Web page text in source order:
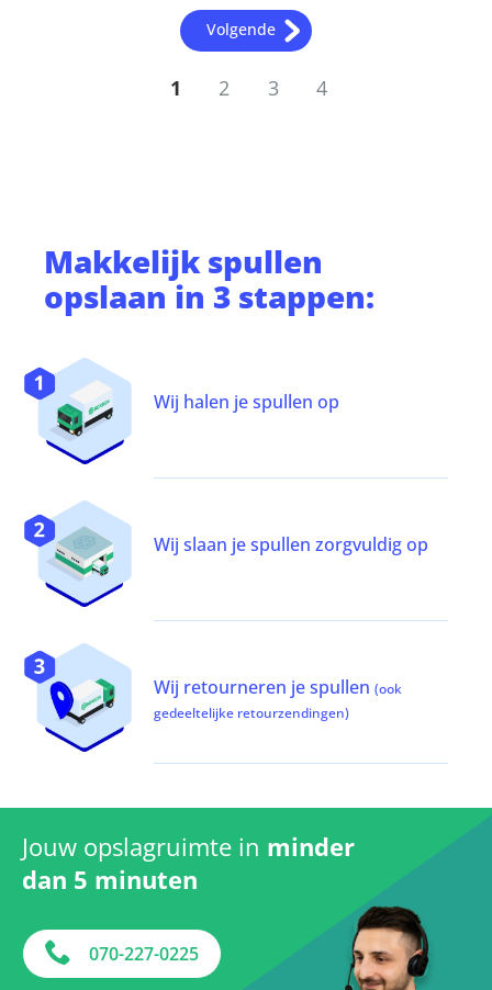
Volgende
1 2 3 4
Makkelijkspullen
opslaan in 3 stappen:
Wij halen je spullen op
Wij slaan je spullen zorgvuldig op
Wij retourneren je spullen (ook
gedeeltelijke retourzendingen)
Jouw opslagruimte in minder
dan 5 minuten
070-227-0225